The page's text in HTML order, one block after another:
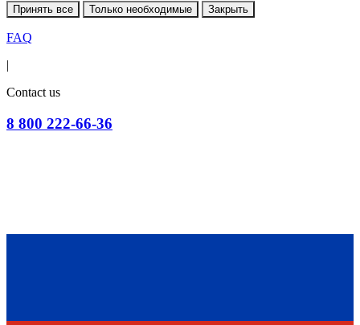
Принять все Только необходимые Закрыть
FAQ
|
Contact us
8 800 222-66-36